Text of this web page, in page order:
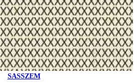
SASSZEM